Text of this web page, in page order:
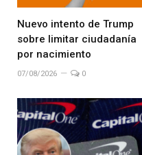
Nuevo intento de Trump
sobre limitar ciudadanía
por nacimiento
07/08/2026 0